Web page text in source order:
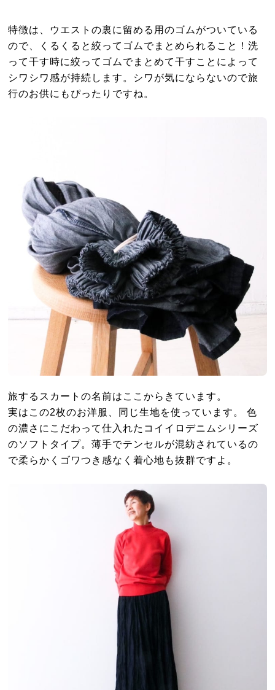
特徴は、ウエストの裏に留める用のゴムがついている
ので、くるくると絞ってゴムでまとめられること！洗
って干す時に絞ってゴムでまとめて干すことによって
シワシワ感が持続します。シワが気にならないので旅
行のお供にもぴったりですね。
旅するスカートの名前はここからきています。
実はこの2枚のお洋服、同じ生地を使っています。 色
の濃さにこだわって仕入れたコイイロデニムシリーズ
のソフトタイプ。薄手でテンセルが混紡されているの
で柔らかくゴワつき感なく着心地も抜群ですよ。